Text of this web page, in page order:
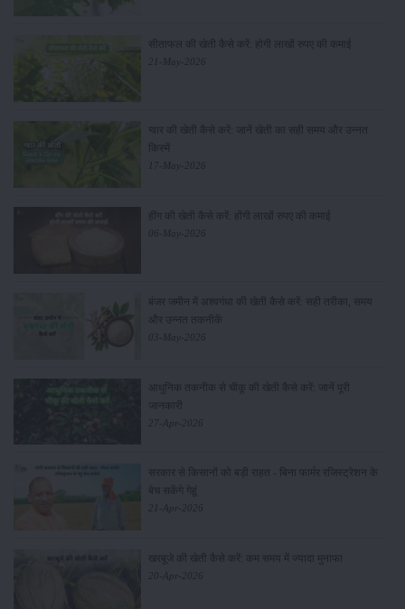
सीताफल की खेती कैसे करें: होगी लाखों रुपए की कमाई
21-May-2026
ग्वार की खेती कैसे करें: जानें खेती का सही समय और उन्नत
किस्में
17-May-2026
हींग की खेती कैसे करें: होंगी लाखों रुपए की कमाई
06-May-2026
बंजर जमीन में अश्वगंधा की खेती कैसे करें: सही तरीका, समय
और उन्नत तकनीकें
03-May-2026
आधुनिक तकनीक से चीकू की खेती कैसे करें: जानें पूरी
जानकारी
27-Apr-2026
सरकार से किसानों को बड़ी राहत - बिना फार्मर रजिस्ट्रेशन के
बेच सकेंगे गेहूं
21-Apr-2026
खरबूजे की खेती कैसे करें: कम समय में ज्यादा मुनाफा
20-Apr-2026